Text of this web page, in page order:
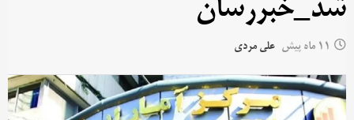
شد_خبررسان
11 ماه پیش علی مردی